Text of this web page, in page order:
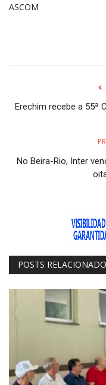
ASCOM
Erechim recebe a 55ª
No Beira-Rio, Inter
POSTS